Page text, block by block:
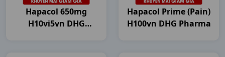
Hapacol 650mg
H10vi5vn DHG
Hapacol Prime (Pain)
H100vn DHG Pharma